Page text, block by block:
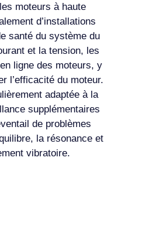
moteurs à haute
d’installations
santé du système du
et la tension, les
ligne des moteurs, y
l’efficacité du moteur.
adaptée à la
supplémentaires
de problèmes
la résonance et
vibratoire.